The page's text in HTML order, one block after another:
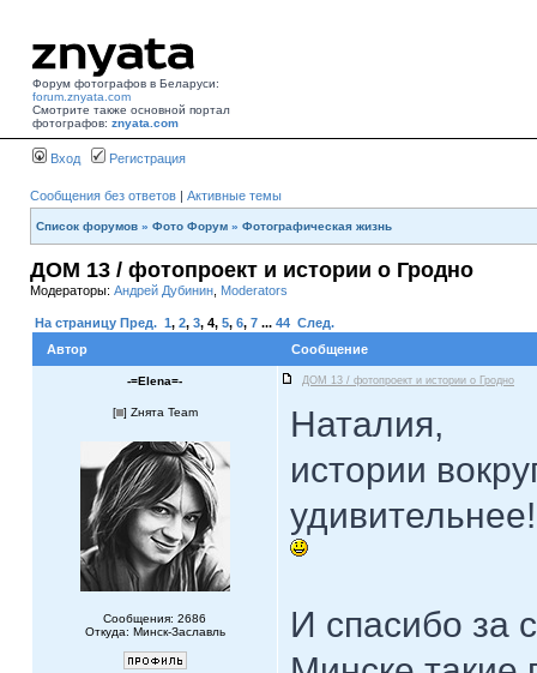
Форум фотографов в Беларуси:
forum.znyata.com
Смотрите также основной портал
фотографов: znyata.com
Вход Регистрация
Сообщения без ответов | Активные темы
Список форумов » Фото Форум » Фотографическая жизнь
ДОМ 13 / фотопроект и истории о Гродно
Модераторы: Андрей Дубинин Moderators
На страницу Пред. 1, 2, 3, 4, 5, 6, 7 ... 44 След.
Автор
Сообщение
-=Elena=- ДОМ 13 / фотопроект и истории о Гродно
[ ] Zнята Team
Сообщения: 2686
Откуда: Минск-Заславль
Наталия,
истории
удивительнее!
И спасибо за